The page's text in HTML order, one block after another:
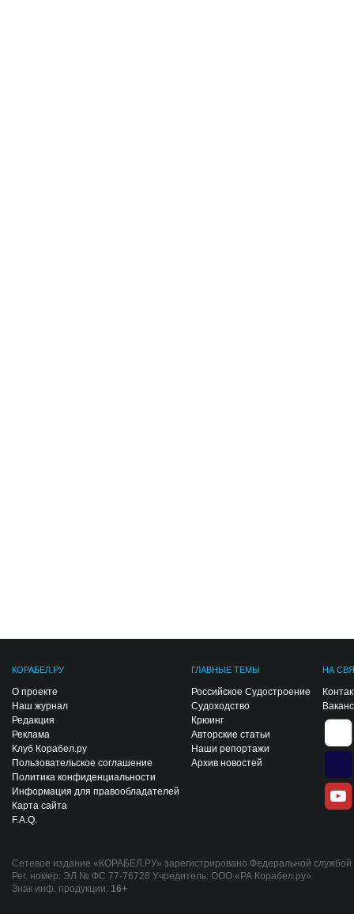
КОРАБЕЛ.РУ
О проекте
Наш журнал
Редакция
Реклама
Клуб Корабел.ру
Пользовательское соглашение
Политика конфиденциальности
Информация для правообладателей
Карта сайта
F.A.Q.
ГЛАВНЫЕ ТЕМЫ
Российское Судостроение
Судоходство
Крюинг
Авторские статьи
Наши репортажи
Архив новостей
НА
Сетевое издание «КОРАБЕЛ.РУ» зарегистрировано Федеральной
Рег. номер: ЭЛ № ФС 77-76728 Учредитель: ООО «РА Корабел.ру»
Знак инф. продукции: 16+